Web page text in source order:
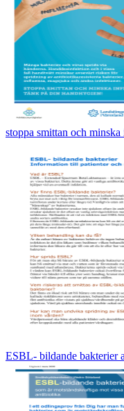
stoppa smittan och
ESBL- bildande bakterier